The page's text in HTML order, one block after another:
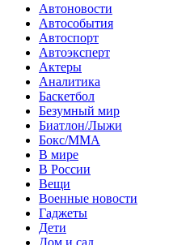
Автоновости
Автособытия
Автоспорт
Автоэксперт
Актеры
Аналитика
Баскетбол
Безумный мир
Биатлон/Лыжи
Бокс/MMA
В мире
В России
Вещи
Военные новости
Гаджеты
Дети
Дом и сад